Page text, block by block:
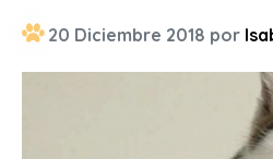
20 Diciembre 2018 por